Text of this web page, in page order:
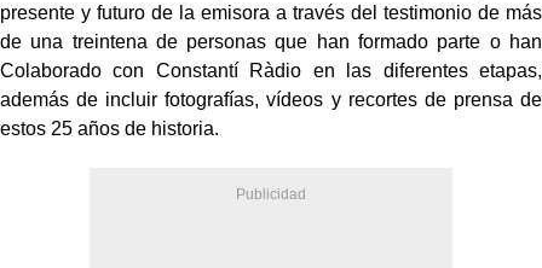
presente y futuro de la emisora a través del testimonio de más
de una treintena de personas que han formado parte o han
Colaborado con Constantí Ràdio en las diferentes etapas,
además de incluir fotografías, vídeos y recortes de prensa de
estos 25 años de historia.